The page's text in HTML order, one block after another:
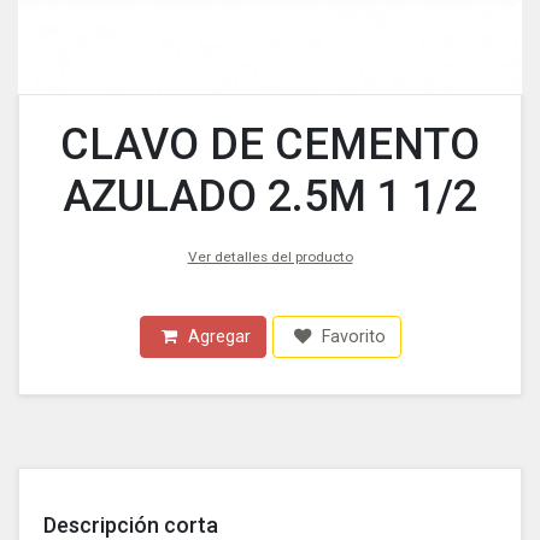
CLAVO DE CEMENTO
AZULADO 2.5M 1 1/2
Ver detalles del producto
Agregar Favorito
Descripción corta